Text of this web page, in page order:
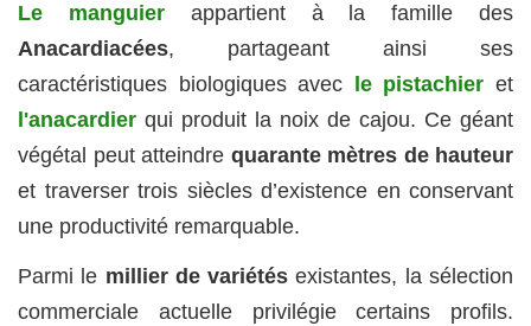
Le manguierappartient à la famille des
Anacardiacées, partageant ainsi ses
caractéristiques biologiques avec le pistachier et
l'anacardier qui produit la noix de cajou. Ce géant
végétal peut atteindre quarante mètres de hauteur
et traverser trois siècles d’existence en conservant
une productivité remarquable.
Parmi le millier de variétés existantes, la sélection
commerciale actuelle privilégie certains profils.